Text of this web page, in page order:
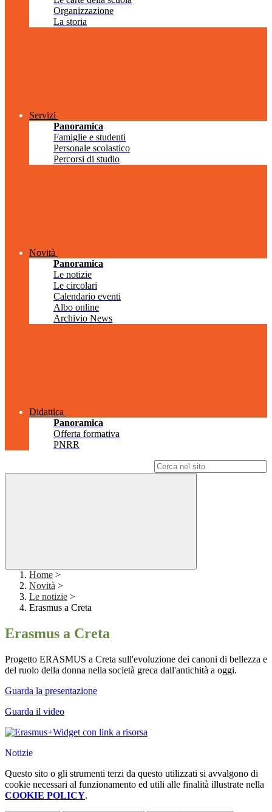
Organizzazione
La storia
Servizi
Panoramica
Famiglie e studenti
Personale scolastico
Percorsi di studio
Novità
Panoramica
Le notizie
Le circolari
Calendario eventi
Albo online
Archivio News
Didattica
Panoramica
Offerta formativa
PNRR
Home >
Novità >
Le notizie >
Erasmus a Creta
Erasmus a Creta
Progetto ERASMUS a Creta sull'evoluzione dei canoni di bellezza e
del ruolo della donna nella società greca dall'antichità a oggi.
Guarda la presentazione
Guarda il video
Widget con link a risorsa
Notizie
Questo sito o gli strumenti terzi da questo utilizzati si avvalgono di
cookie necessari al funzionamento ed utili alle finalità illustrate nella
COOKIE POLICY.